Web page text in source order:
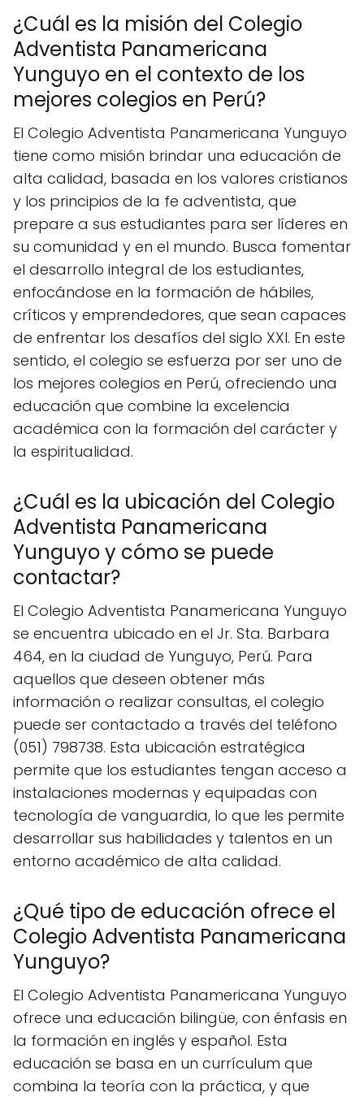
¿Cuál es la misión del Colegio
Adventista Panamericana
Yunguyo en el contexto de los
mejores colegios en Perú?
El Colegio Adventista Panamericana Yunguyo
tiene como misión brindar una educación de
alta calidad, basada en los valores cristianos
y los principios de la fe adventista, que
prepare a sus estudiantes para ser líderes en
su comunidad y en el mundo. Busca fomentar
el desarrollo integral de los estudiantes,
enfocándose en la formación de hábiles,
críticos y emprendedores, que sean capaces
de enfrentar los desafíos del siglo XXI. En este
sentido, el colegio se esfuerza por ser uno de
los mejores colegios en Perú, ofreciendo una
educación que combine la excelencia
académica con la formación del carácter y
la espiritualidad.
¿Cuál es la ubicación del Colegio
Adventista Panamericana
Yunguyo y cómo se puede
contactar?
El Colegio Adventista Panamericana Yunguyo
se encuentra ubicado en el Jr. Sta. Barbara
464, en la ciudad de Yunguyo, Perú. Para
aquellos que deseen obtener más
información o realizar consultas, el colegio
puede ser contactado a través del teléfono
(051) 798738. Esta ubicación estratégica
permite que los estudiantes tengan acceso a
instalaciones modernas y equipadas con
tecnología de vanguardia, lo que les permite
desarrollar sus habilidades y talentos en un
entorno académico de alta calidad.
¿Qué tipo de educación ofrece el
Colegio Adventista Panamericana
Yunguyo?
El Colegio Adventista Panamericana Yunguyo
ofrece una educación bilingüe, con énfasis en
la formación en inglés y español. Esta
educación se basa en un currículum que
combina la teoría con la práctica, y que